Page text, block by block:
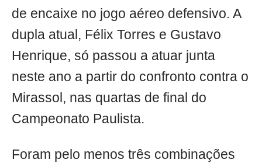
de encaixe no jogo aéreo defensivo. A
dupla atual, Félix Torres e Gustavo
Henrique, só passou a atuar junta
neste ano a partir do confronto contra o
Mirassol, nas quartas de final do
Campeonato Paulista.
Foram pelo menos três combinações